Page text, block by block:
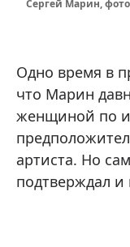
Сергей Марин,
Одно время в
что Марин
женщиной по
артиста. Но
подтверждал и